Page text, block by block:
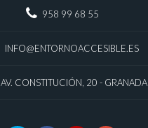
958 99 68 55
INFO@ENTORNOACCESIBLE.ES
AV. CONSTITUCIÓN, 20 - GRANADA